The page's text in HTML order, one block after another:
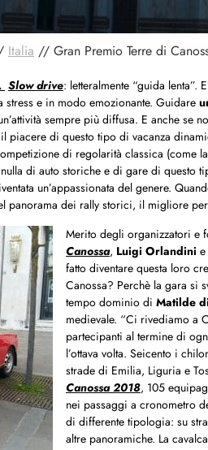
Italia // Gran Premio Terre di
Slowdrive: letteralmente “guida lenta”.
e in modo emozionante. Guidare
sempre più diffusa. E anche se
piacere di questo tipo di vacanza
di regolarità classica (come
di auto storiche e di gare di questo
un’appassionata del genere.
panorama dei rally storici, il migliore
Merito degli organizzatori e
Canossa, Luigi Orlandini e
fatto diventare questa loro
Canossa? Perchè la gara si
tempo dominio di Matilde
medievale. “Ci rivediamo a
partecipanti al termine di
l’ottava volta. Seicento i
strade di Emilia, Liguria e
Canossa 2018, 105
nei passaggi a cronometro
di differente tipologia: su
altre panoramiche. La